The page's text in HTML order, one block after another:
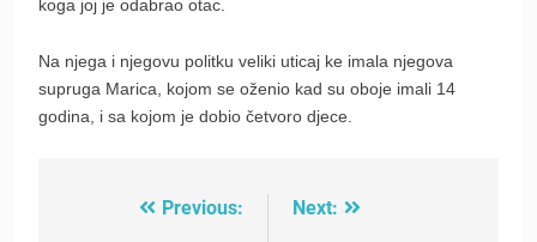
koga joj je odabrao otac.
Na njega i njegovu politku veliki uticaj ke imala njegova
supruga Marica, kojom se oženio kad su oboje imali 14
godina, i sa kojom je dobio četvoro djece.
Previous:
Next: